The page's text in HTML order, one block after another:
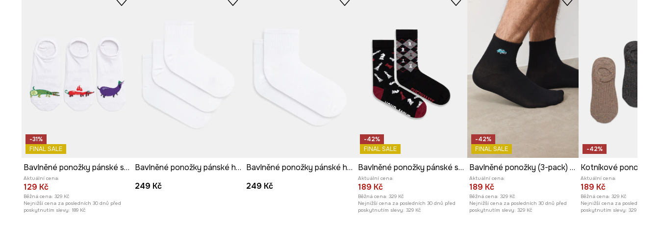
-31%
FINAL SALE
Bavlněné ponožky pánské se vzorem psů (3-pack) bílá barva
Aktuální cena:
129 Kč
Běžná cena: 329 Kč
Nejnižší cena za posledních 30 dnů před
poskytnutím slevy: 189 Kč
Bavlněné ponožky pánské hladký povrch (3-pack) bílá barva
249 Kč
Bavlněné ponožky pánské hladký povrch (2-pack) bílá barva
249 Kč
-42%
FINAL SALE
Bavlněné ponožky pánské s šachovým motivem (2-pack)
Aktuální cena:
189 Kč
Běžná cena: 329 Kč
Nejnižší cena za posledních 30 dnů před
poskytnutím slevy: 329 Kč
-42%
FINAL SALE
Bavlněné ponožky (3-pack) pánské s ozdobnou výšivkou s motivem aut
Aktuální cena:
189 Kč
Běžná cena: 329 Kč
Nejnižší cena za posledních 30 dnů před
poskytnutím slevy: 329 Kč
-42%
Aktuální cena:
189 Kč
Běžná cena: 329 Kč
Nejnižší cena za posledních 30
poskytnutím slevy: 329 Kč